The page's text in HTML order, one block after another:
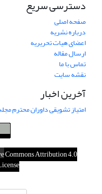
دسترسی سریع
صفحه اصلی
درباره نشریه
اعضای هیات تحریریه
ارسال مقاله
تماس با ما
نقشه سایت
آخرین اخبار
امتیاز تشویقی داوران محترم
Commons Attribution 4.0